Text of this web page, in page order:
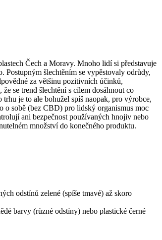
Čech a Moravy. Mnoho lidí si představuje
Postupným šlechtěním se vypěstovaly odrůdy,
za většinu pozitivních účinků,
se trend šlechtění s cílem dosáhnout co
je to ale bohužel spíš naopak, pro výrobce,
o sobě (bez CBD) pro lidský organismus moc
ani bezpečnost používaných hnojiv nebo
množství do konečného produktu.
odstínů zelené (spíše tmavé) až skoro
barvy (různé odstíny) nebo plastické černé